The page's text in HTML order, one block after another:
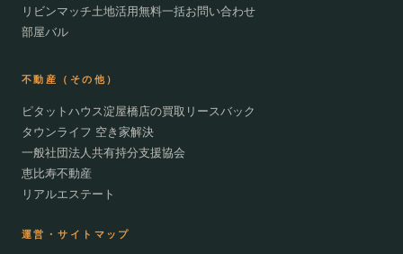
リビンマッチ土地活用無料一括お問い合わせ
部屋バル
不動産（その他）
ピタットハウス淀屋橋店の買取リースバック
タウンライフ 空き家解決
一般社団法人共有持分支援協会
恵比寿不動産
リアルエステート
運営・サイトマップ